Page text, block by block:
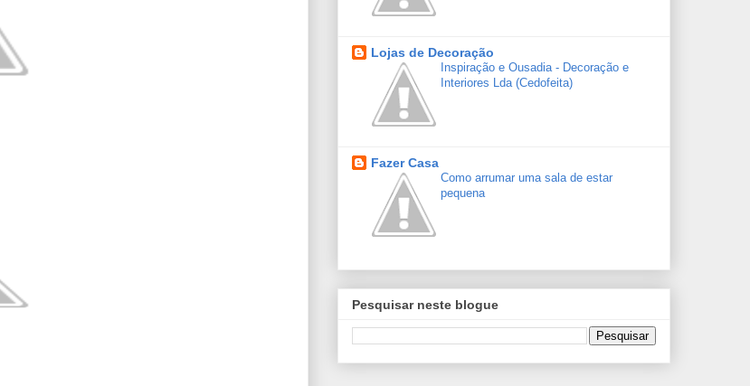
Lojas de Decoração
Inspiração e Ousadia - Decoração e
Interiores Lda (Cedofeita)
Fazer Casa
Como arrumar uma sala de estar
pequena
Pesquisar neste blogue